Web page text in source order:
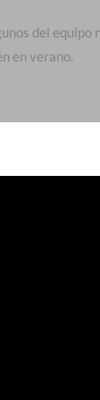
del equipo
en verano.